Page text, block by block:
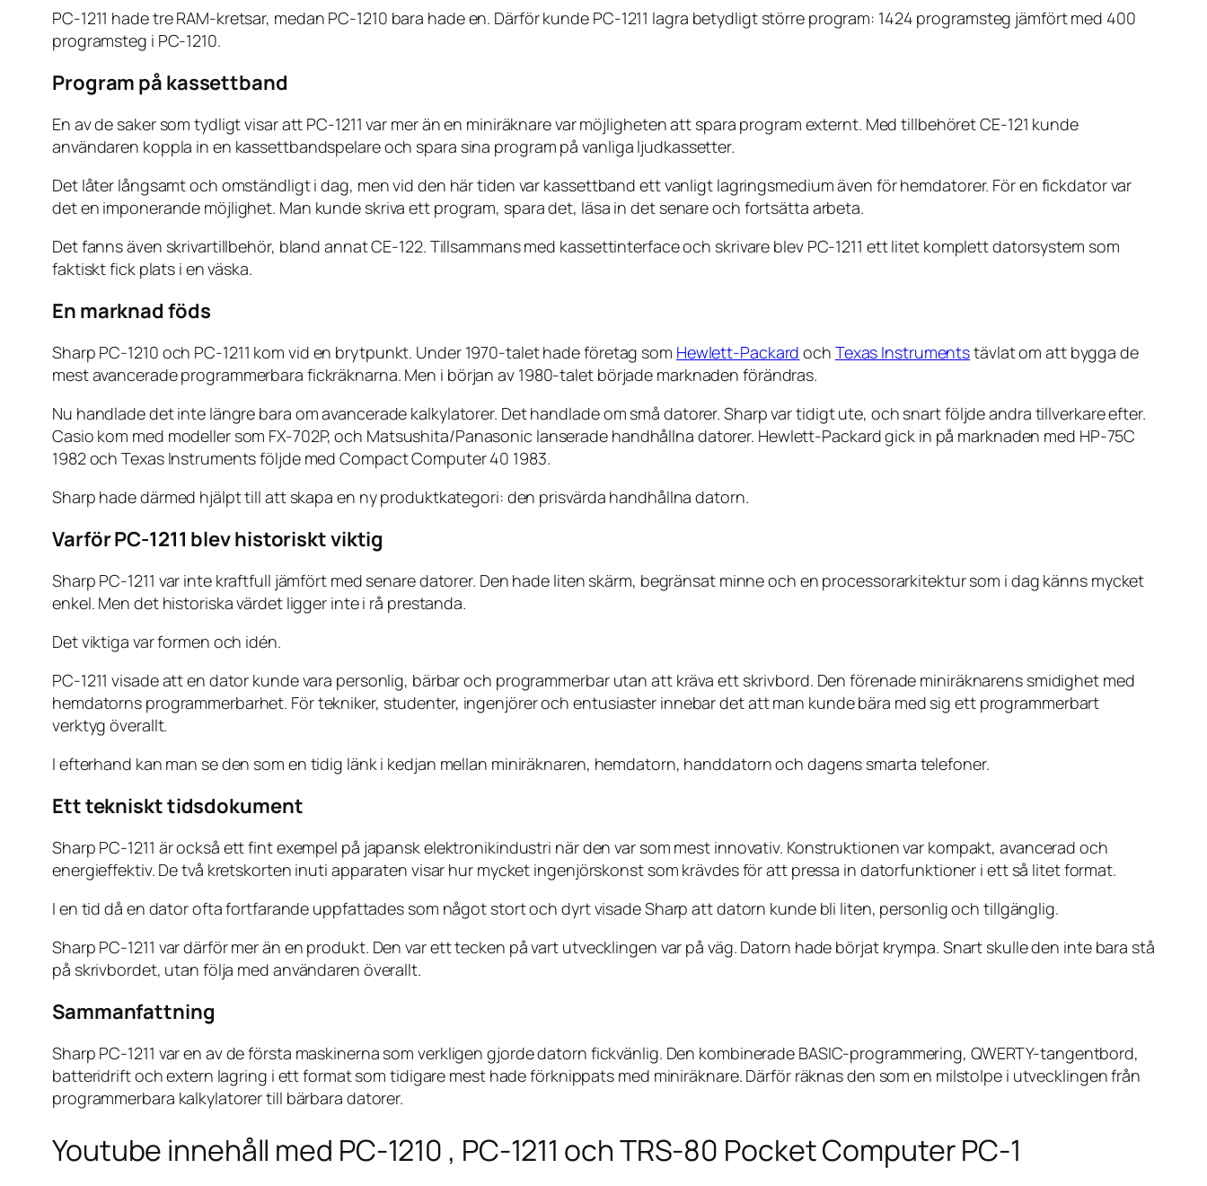
PC-1211 hade tre RAM-kretsar, medan PC-1210 bara hade en. Därför kunde PC-1211 lagra betydligt större program: 1424 programsteg jämfört med 400
programsteg i PC-1210.
Program på kassettband
En av de saker som tydligt visar att PC-1211 var mer än en miniräknare var möjligheten att spara program externt. Med tillbehöret CE-121 kunde
användaren koppla in en kassettbandspelare och spara sina program på vanliga ljudkassetter.
Det låter långsamt och omständligt i dag, men vid den här tiden var kassettband ett vanligt lagringsmedium även för hemdatorer. För en fickdator var
det en imponerande möjlighet. Man kunde skriva ett program, spara det, läsa in det senare och fortsätta arbeta.
Det fanns även skrivartillbehör, bland annat CE-122. Tillsammans med kassettinterface och skrivare blev PC-1211 ett litet komplett datorsystem som
faktiskt fick plats i en väska.
En marknad föds
Sharp PC-1210 och PC-1211 kom vid en brytpunkt. Under 1970-talet hade företag som Hewlett-Packard och Texas Instrumentstävlat om att bygga de
mest avancerade programmerbara fickräknarna. Men i början av 1980-talet började marknaden förändras.
Nu handlade det inte längre bara om avancerade kalkylatorer. Det handlade om små datorer. Sharp var tidigt ute, och snart följde andra tillverkare efter.
Casio kom med modeller som FX-702P, och Matsushita/Panasonic lanserade handhållna datorer. Hewlett-Packard gick in på marknaden med HP-75C
1982 och Texas Instruments följde med Compact Computer 40 1983.
Sharp hade därmed hjälpt till att skapa en ny produktkategori: den prisvärda handhållna datorn.
Varför PC-1211 blev historiskt viktig
Sharp PC-1211 var inte kraftfull jämfört med senare datorer. Den hade liten skärm, begränsat minne och en processorarkitektur som i dag känns mycket
enkel. Men det historiska värdet ligger inte i rå prestanda.
Det viktiga var formen och idén.
PC-1211 visade att en dator kunde vara personlig, bärbar och programmerbar utan att kräva ett skrivbord. Den förenade miniräknarens smidighet med
hemdatorns programmerbarhet. För tekniker, studenter, ingenjörer och entusiaster innebar det att man kunde bära med sig ett programmerbart
verktyg överallt.
I efterhand kan man se den som en tidig länk i kedjan mellan miniräknaren, hemdatorn, handdatorn och dagens smarta telefoner.
Ett tekniskt tidsdokument
Sharp PC-1211 är också ett fint exempel på japansk elektronikindustri när den var som mest innovativ. Konstruktionen var kompakt, avancerad och
energieffektiv. De två kretskorten inuti apparaten visar hur mycket ingenjörskonst som krävdes för att pressa in datorfunktioner i ett så litet format.
I en tid då en dator ofta fortfarande uppfattades som något stort och dyrt visade Sharp att datorn kunde bli liten, personlig och tillgänglig.
Sharp PC-1211 var därför mer än en produkt. Den var ett tecken på vart utvecklingen var på väg. Datorn hade börjat krympa. Snart skulle den inte bara stå
på skrivbordet, utan följa med användaren överallt.
Sammanfattning
Sharp PC-1211 var en av de första maskinerna som verkligen gjorde datorn fickvänlig. Den kombinerade BASIC-programmering, QWERTY-tangentbord,
batteridrift och extern lagring i ett format som tidigare mest hade förknippats med miniräknare. Därför räknas den som en milstolpe i utvecklingen från
programmerbara kalkylatorer till bärbara datorer.
Youtube innehåll med PC-1210 , PC-1211 och TRS-80 Pocket Computer PC-1